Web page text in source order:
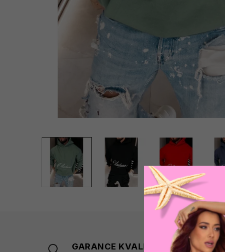
GARANCE KVALITY